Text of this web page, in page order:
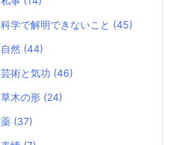
科学で解明できないこと (45)
自然 (44)
芸術と気功 (46)
草木の形 (24)
薬 (37)